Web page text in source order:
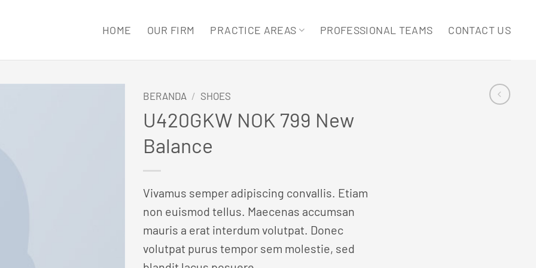
HOME OUR FIRM PRACTICE AREAS PROFESSIONAL TEAMS CONTACT US
BERANDA / SHOES
U420GKW NOK 799 New
Balance
Vivamus semper adipiscing convallis. Etiam
non euismod tellus. Maecenas accumsan
mauris a erat interdum volutpat. Donec
volutpat purus tempor sem molestie, sed